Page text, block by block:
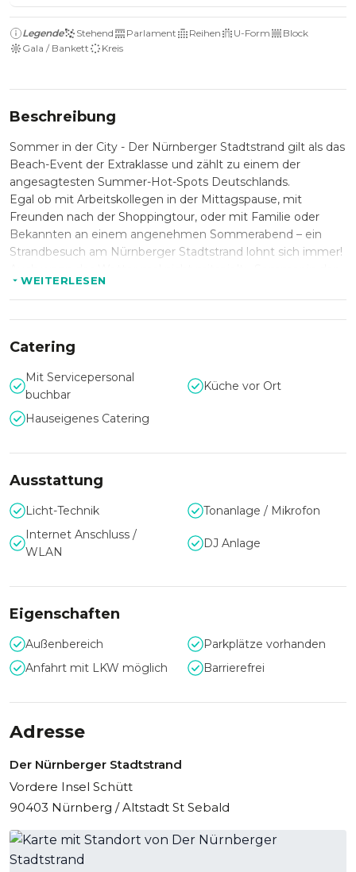
Legende Stehend Parlament Reihen U-Form
Block
Gala / Bankett
Kreis
Beschreibung
Sommer in der City - Der Nürnberger Stadtstrand gilt als das
Beach-Event der Extraklasse und zählt zu einem der
angesagtesten Summer-Hot-Spots Deutschlands.
Egal ob mit Arbeitskollegen in der Mittagspause, mit
Freunden nach der Shoppingtour, oder mit Familie oder
Bekannten an einem angenehmen Sommerabend – ein
Strandbesuch am Nürnberger Stadtstrand lohnt sich immer!
City“ hat überdachte Areas, täglich geöffnet und das auch
noch bei freiem Eintritt!
Nürnberger Stadtstrand lassen sich diverse VIP- und Gastro-
genießen Sie den Sommer, in entspanntem Urlaubsflair!
Hier im Nürnberger Stadtstrand, der Urlaubsoase mitten im
Alltag.
WEITERLESEN
Catering
Mit Servicepersonal
buchbar
Küche vor Ort
Hauseigenes Catering
Ausstattung
Licht-Technik
Tonanlage / Mikrofon
Internet Anschluss /
WLAN
DJ Anlage
Eigenschaften
Außenbereich
Parkplätze vorhanden
Anfahrt mit LKW möglich
Barrierefrei
Adresse
Der Nürnberger Stadtstrand
Vordere Insel Schütt
90403 Nürnberg / Altstadt St Sebald